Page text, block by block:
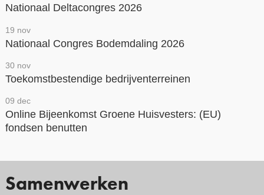
Nationaal Deltacongres 2026
19 nov
Nationaal Congres Bodemdaling 2026
30 nov
Toekomstbestendige bedrijventerreinen
09 dec
Online Bijeenkomst Groene Huisvesters: (EU)
fondsen benutten
Samenwerken